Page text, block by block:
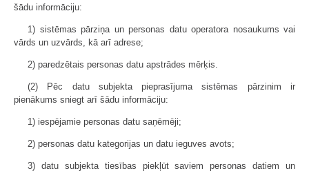
šādu informāciju:
1) sistēmas pārziņa un personas datu operatora nosaukums vai
vārds un uzvārds, kā arī adrese;
2) paredzētais personas datu apstrādes mērķis.
(2) Pēc datu subjekta pieprasījuma sistēmas pārzinim ir
pienākums sniegt arī šādu informāciju:
1) iespējamie personas datu saņēmēji;
2) personas datu kategorijas un datu ieguves avots;
3) datu subjekta tiesības piekļūt saviem personas datiem un